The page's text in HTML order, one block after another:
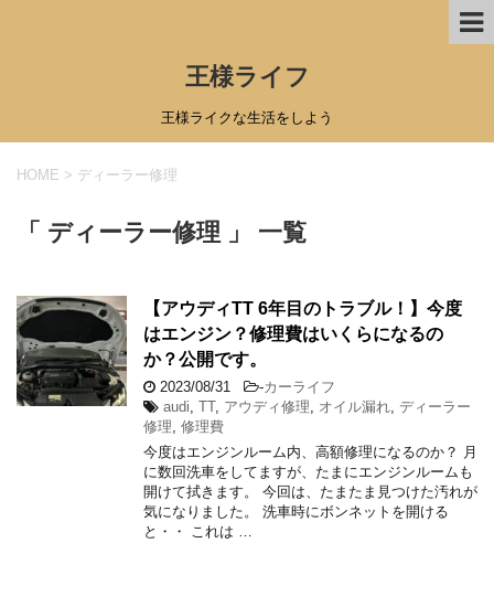
王様ライフ
王様ライクな生活をしよう
HOME > ディーラー修理
「 ディーラー修理 」 一覧
【アウディTT 6年目のトラブル！】今度
はエンジン？修理費はいくらになるの
か？公開です。
2023/08/31 -カーライフ
audi TT, アウディ修理 オイル漏れ ディーラー
修理 修理費
今度はエンジンルーム内、高額修理になるのか？ 月
に数回洗車をしてますが、たまにエンジンルームも
開けて拭きます。 今回は、たまたま見つけた汚れが
気になりました。 洗車時にボンネットを開ける
と・・ これは …